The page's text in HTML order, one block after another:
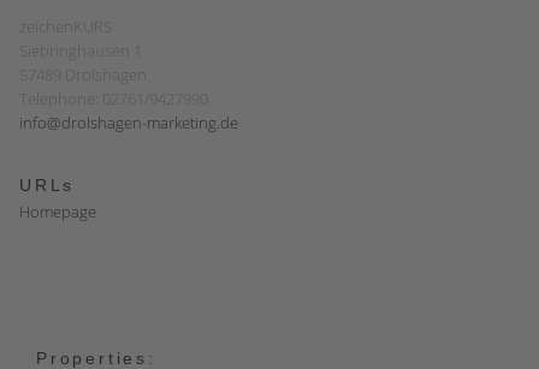
zeichenKURS
Siebringhausen 1
57489 Drolshagen
Telephone: 02761/9427990
info@drolshagen-marketing.de
URLs
Homepage
Properties: